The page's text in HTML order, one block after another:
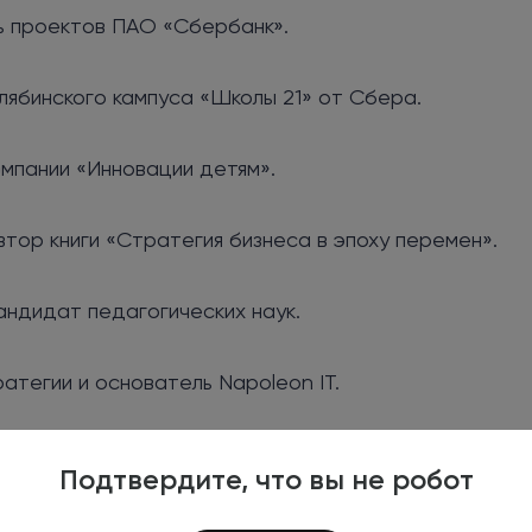
Подтвердите, что вы не робот
проектов ПАО «Сбербанк».
кампуса «Школы 21» от Сбера.
«Инновации детям».
книги «Стратегия бизнеса в эпоху перемен».
педагогических наук.
и основатель Napoleon IT.
профессионального развития специалистов